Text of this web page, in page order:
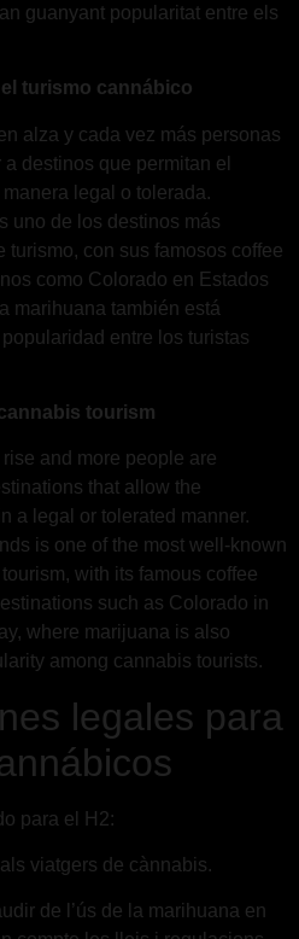
guanyant popularitat entre els
turismo cannábico
alza y cada vez más personas
destinos que permitan el
legal o tolerada.
uno de los destinos más
turismo, con sus famosos coffee
como Colorado en Estados
marihuana también está
entre los turistas
tourism
and more people are
that allow the
a legal or tolerated manner.
is one of the most well-known
with its famous coffee
such as Colorado in
where marijuana is also
among cannabis tourists.
legales para
para el H2:
viatgers de cànnabis.
de l’ús de la marihuana en